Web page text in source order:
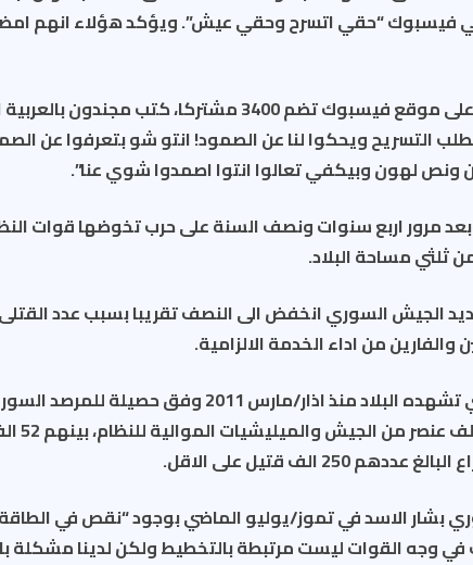
فيسبوك “حقي اتسرح وحقي عيش”. ويؤكد هؤلاء انهم
وفي صفحة اخرى على موقع فيسبوك تضم 3400 مشتركا،
التسريح ويحكوا لنا عن الصمود! انتو شو بتعرفوا عن
لهون وبيكفي تعالوا انتوا اصمدوا شوي عنا”.
بعد مرور اربع سنوات ونصف السنة على حرب تخوضها قوات
ثلثي مساحة البلاد.
الجيش السوري انخفض الى النصف تقريبا بسبب عدد
من اداء الخدمة الالزامية.
وتسبب النزاع الذي تشهده البلاد منذ اذار/مارس 2011
بمقتل
250 الف قتيل على الاقل.
بشار الاسد في تموز/يوليو الماضي بوجود “نقص في الطاقة
في وجه القوات ليست مرتبطة بالتخطيط ولكن لدينا مشكلة